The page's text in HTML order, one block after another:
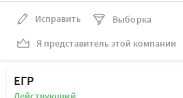
Исправить
Выборка
Я представитель этой компании
ЕГР